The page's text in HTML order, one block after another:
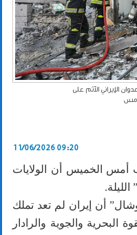
الإيراني الآثم على
أمس
11/06/2026 09:20
أمس الخميس أن الولايات
أن إيران لم تعد تملك
البحرية والجوية والرادار